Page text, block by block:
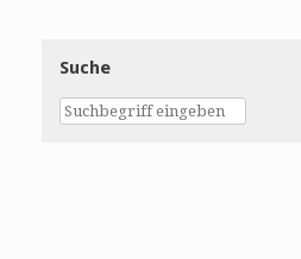
Suche